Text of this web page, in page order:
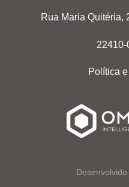
Rua Maria Quitéria,
22410-
Política